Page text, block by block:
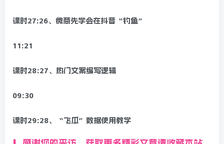
课时27:26、微商先学会在抖音“钓鱼”
11:21
课时28:27、热门文案编写逻辑
09:30
课时29:28、“飞瓜”数据使用教学